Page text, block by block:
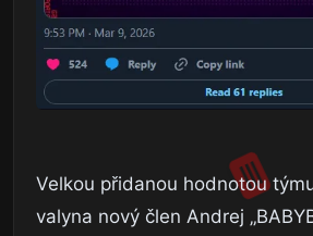
Velkou přidanou hodnotou
valyna nový člen Andrej